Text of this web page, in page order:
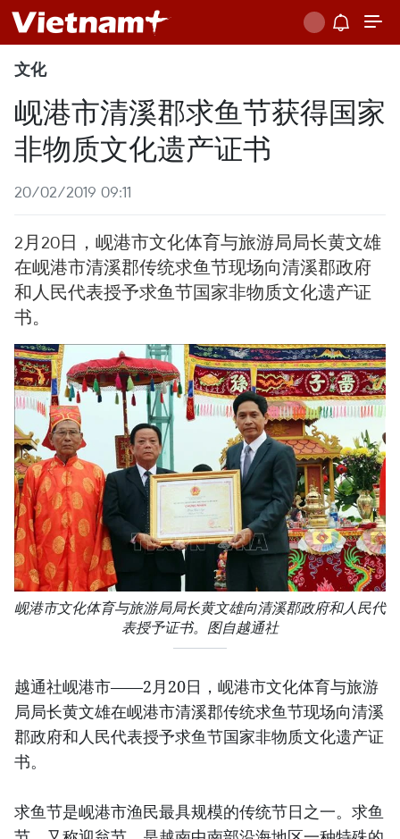
文化
岘港市清溪郡求鱼节获得国家
非物质文化遗产证书
20/02/2019 09:11
2月20日，岘港市文化体育与旅游局局长黄文雄
在岘港市清溪郡传统求鱼节现场向清溪郡政府
和人民代表授予求鱼节国家非物质文化遗产证
书。
岘港市文化体育与旅游局局长黄文雄向清溪郡政府和人民代
表授予证书。图自越通社
越通社岘港市——2月20日，岘港市文化体育与旅游
局局长黄文雄在岘港市清溪郡传统求鱼节现场向清溪
郡政府和人民代表授予求鱼节国家非物质文化遗产证
书。
求鱼节是岘港市渔民最具规模的传统节日之一。求鱼